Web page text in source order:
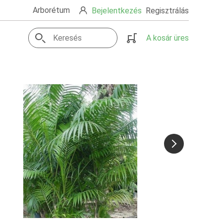
Arborétum Bejelentkezés Regisztrálás
A kosár üres